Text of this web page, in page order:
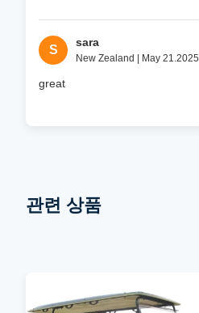
S
sara
New Zealand | May 21.2025
great
관련 상품